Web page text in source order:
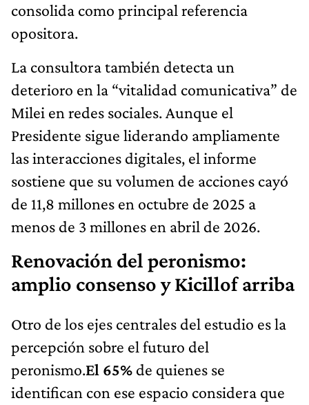
consolida como principal referencia
opositora.
La consultora también detecta un
deterioro en la “vitalidad comunicativa” de
Milei en redes sociales. Aunque el
Presidente sigue liderando ampliamente
las interacciones digitales, el informe
sostiene que su volumen de acciones cayó
de 11,8 millones en octubre de 2025 a
menos de 3 millones en abril de 2026.
Renovación del peronismo:
amplio consenso y Kicillof arriba
Otro de los ejes centrales del estudio es la
percepción sobre el futuro del
peronismo.El 65% de quienes se
identifican con ese espacio considera que